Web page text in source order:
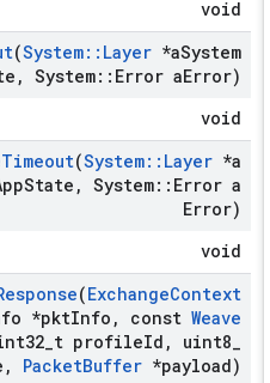
void
(System ::Layer *aSystem
System ::Error aError)
void
Timeout(System ::Layer *a
AppState System ::Error a
Error)
void
Response(ExchangeContext
*pktInfo constWeave
_ t profileId uint8
PacketBuffer *payload)